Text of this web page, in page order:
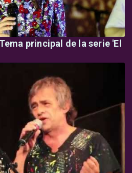
principal de la serie 'El